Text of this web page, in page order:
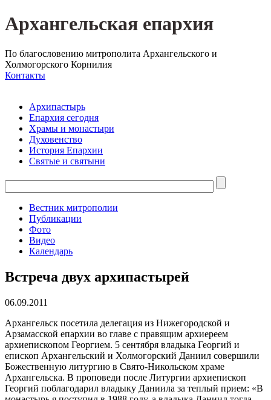
Архангельская епархия
По благословению митрополита Архангельского и
Холмогорского Корнилия
Контакты
Архипастырь
Епархия сегодня
Храмы и монастыри
Духовенство
История Епархии
Святые и святыни
Вестник митрополии
Публикации
Фото
Видео
Календарь
Встреча двух архипастырей
06.09.2011
Архангельск посетила делегация из Нижегородской и
Арзамасской епархии во главе с правящим архиереем
архиепископом Георгием. 5 сентября владыка Георгий и
епископ Архангельский и Холмогорский Даниил совершили
Божественную литургию в Свято-Никольском храме
Архангельска. В проповеди после Литургии архиепископ
Георгий поблагодарил владыку Даниила за теплый прием: «В